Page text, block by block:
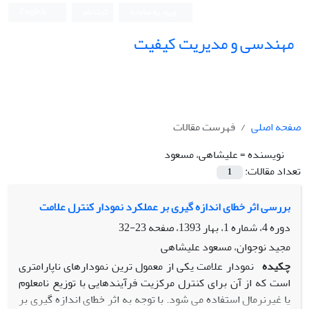
مهندسی و مدیریت کیفیت
صفحه اصلی
فهرست مقالات
نویسنده =علیشاهی، مسعود
تعداد مقالات:
1
بررسی اثر خطای اندازه گیری بر عملکرد نمودار کنترل علامت
دوره 4، شماره 1، بهار 1393، صفحه
23-32
مجید نوجوان، مسعود علیشاهی
چکیده نمودار علامت یکی از معمول ترین نمودارهای ناپارامتری
است که از آن برای کنترل مرکزیت فرآیندهایی با توزیع نامعلوم
یا غیرنرمال استفاده می شود. با توجه به اثر خطای اندازه گیری بر